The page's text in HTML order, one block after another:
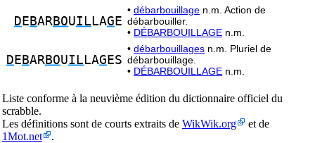
D E BARBOUIL LAG E
• débarbouillage n.m. Action de
débarbouiller.
• DÉBARBOUILLAGE n.m.
D E BARBOUIL LAG ES
• débarbouillages n.m. Pluriel de
débarbouillage.
• DÉBARBOUILLAGE n.m.
Liste conforme à la neuvième édition du dictionnaire officiel du
scrabble.
Les définitions sont de courts extraits de WikWik.org
et de
1Mot.net
.